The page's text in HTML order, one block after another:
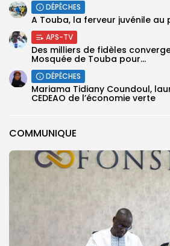
COMMUNIQUE
DÉPÊCHES
A Touba, la ferveur juvénile au
APS-TV
Des milliers de fidèles
Mosquée de Touba pour...
DÉPÊCHES
Mariama Tidiany Coundoul,
CEDEAO de l’économie verte